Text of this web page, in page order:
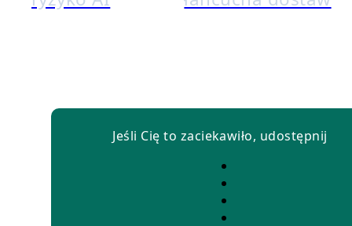
Jeśli Cię to zaciekawiło, udostępnij